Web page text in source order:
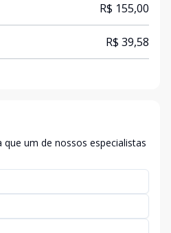
R$ 155,00
R$ 39,58
um de nossos especialistas